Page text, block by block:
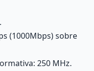
(1000Mbps) sobre
250 MHz.